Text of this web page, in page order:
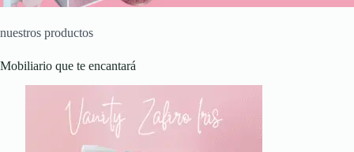
nuestros productos
Mobiliario que te encantará